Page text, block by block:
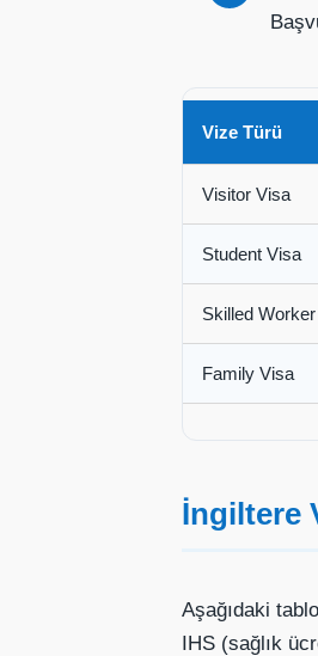
Vize Türü
Visitor Visa
Student Visa
Skilled Worker
Family Visa
İngiltere
Aşağıdaki
IHS (sağlık